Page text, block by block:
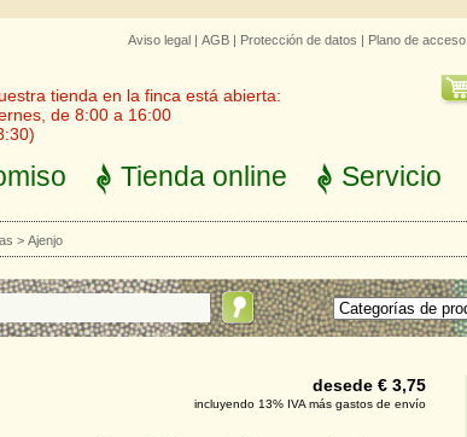
Aviso legal | AGB | Protección de datos | Plano de acceso
tienda en la finca está abierta:
de 8:00 a 16:00
Tienda online Servicio
> Ajenjo
desede € 3,75
incluyendo 13% IVA más gastos de envío